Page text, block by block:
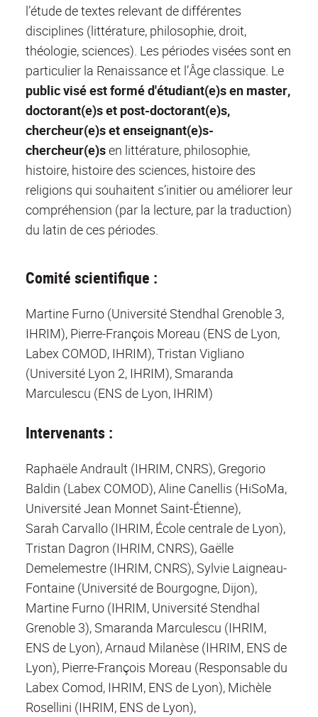
l’étude de textes relevant de différentes
disciplines (littérature, philosophie, droit,
théologie, sciences). Les périodes visées sont en
particulier la Renaissance et l’Âge classique. Le
public visé est formé d'étudiant(e)s en master,
doctorant(e)s et post-doctorant(e)s,
chercheur(e)s et enseignant(e)s-
chercheur(e)sen littérature, philosophie,
histoire, histoire des sciences, histoire des
religions qui souhaitent s’initier ou améliorer leur
compréhension (par la lecture, par la traduction)
du latin de ces périodes.
Comité scientifique :
Martine Furno (Université Stendhal Grenoble 3,
IHRIM), Pierre-François Moreau (ENS de Lyon,
Labex COMOD, IHRIM), Tristan Vigliano
(Université Lyon 2, IHRIM), Smaranda
Marculescu (ENS de Lyon, IHRIM)
Intervenants :
Raphaële Andrault (IHRIM, CNRS), Gregorio
Baldin (Labex COMOD), Aline Canellis (HiSoMa,
Université Jean Monnet Saint-Étienne),
Sarah Carvallo (IHRIM, École centrale de Lyon),
Tristan Dagron (IHRIM, CNRS), Gaëlle
Demelemestre (IHRIM, CNRS), Sylvie Laigneau-
Fontaine (Université de Bourgogne, Dijon),
Martine Furno (IHRIM, Université Stendhal
Grenoble 3), Smaranda Marculescu (IHRIM,
ENS de Lyon), Arnaud Milanèse (IHRIM, ENS de
Lyon), Pierre-François Moreau (Responsable du
Labex Comod, IHRIM, ENS de Lyon), Michèle
Rosellini (IHRIM, ENS de Lyon),